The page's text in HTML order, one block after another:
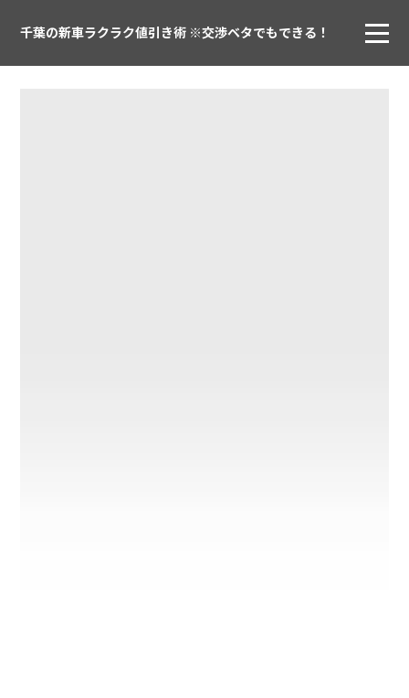
千葉の新車ラクラク値引き術 ※交渉ベタでもできる！